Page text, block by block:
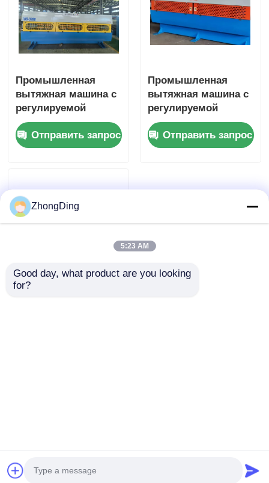
Промышленная
вытяжная машина с
регулируемой
тяговой силой для
производства
проволочных
Отправить запрос
Промышленная
вытяжная машина с
регулируемой
тяговой силой от 200
до 5000 Н
Отправить запрос
Машина оттяжки с
Zhongding Electrician Machinery Co., Ltd.. All
ZhongDing
5:23 AM
Good day, what product are you looking
for?